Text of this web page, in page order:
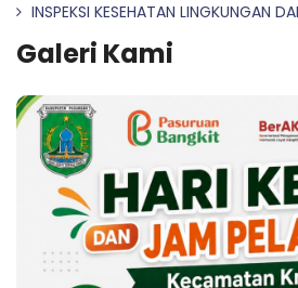
INSPEKSI KESEHATAN LINGKUNGAN
Galeri Kami